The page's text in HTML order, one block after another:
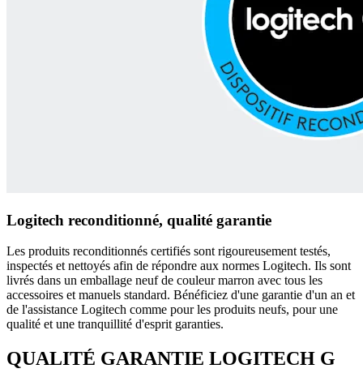
Logitech reconditionné, qualité garantie
Les produits reconditionnés certifiés sont rigoureusement testés,
inspectés et nettoyés afin de répondre aux normes Logitech. Ils sont
livrés dans un emballage neuf de couleur marron avec tous les
accessoires et manuels standard. Bénéficiez d'une garantie d'un an et
de l'assistance Logitech comme pour les produits neufs, pour une
qualité et une tranquillité d'esprit garanties.
QUALITÉ GARANTIE LOGITECH G